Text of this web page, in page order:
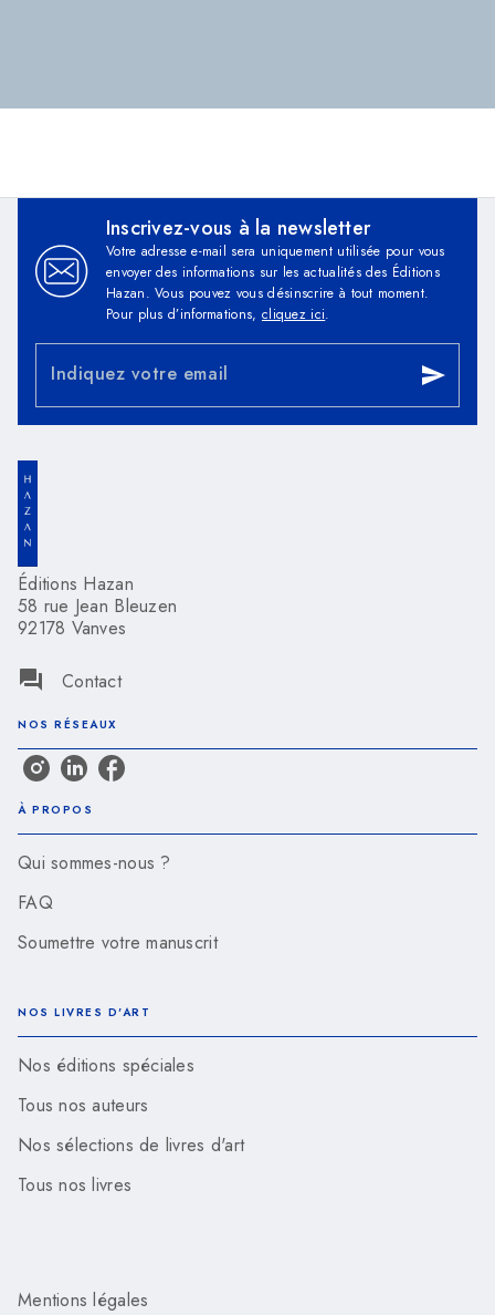
Inscrivez-vous à la newsletter
Votre adresse e-mail sera uniquement utilisée pour vous
envoyer des informations sur les actualités des Éditions
Hazan. Vous pouvez vous désinscrire à tout moment.
Pour plus d’informations, cliquez ici.
Indiquez votre email send
Éditions Hazan
58 rue Jean Bleuzen
92178 Vanves
question_answer Contact
NOS RÉSEAUX
À PROPOS
Qui sommes-nous ?
FAQ
Soumettre votre manuscrit
NOS LIVRES D'ART
Nos éditions spéciales
Tous nos auteurs
Nos sélections de livres d'art
Tous nos livres
Mentions légales